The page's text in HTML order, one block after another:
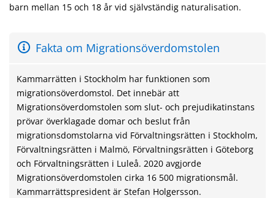
barn mellan 15 och 18 år vid självständig naturalisation.
Fakta om Migrationsöverdomstolen
Kammarrätten i Stockholm har funktionen som
migrationsöverdomstol. Det innebär att
Migrationsöverdomstolen som slut- och prejudikatinstans
prövar överklagade domar och beslut från
migrationsdomstolarna vid Förvaltningsrätten i Stockholm,
Förvaltningsrätten i Malmö, Förvaltningsrätten i Göteborg
och Förvaltningsrätten i Luleå. 2020 avgjorde
Migrationsöverdomstolen cirka 16 500 migrationsmål.
Kammarrättspresident är Stefan Holgersson.